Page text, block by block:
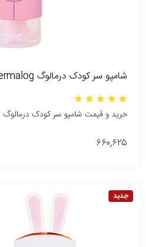
شامپو سر کودک درمالوگ Dermalog
خرید و قیمت شامپو سر کودک درمالوگ Dermalog ...
۶۶۰,۶۲۵
جدید